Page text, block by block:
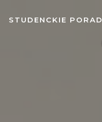
STUDENCKIE